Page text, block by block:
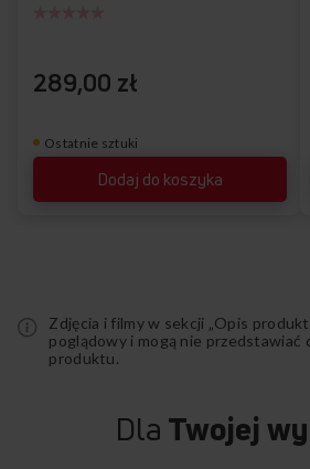
Ostatnie sztuki
Dodaj do koszyka
289,00 zł
Zdjęcia i filmy w sekcji „Opis
poglądowy i mogą nie przedstawiać
produktu.
Dla Twojej